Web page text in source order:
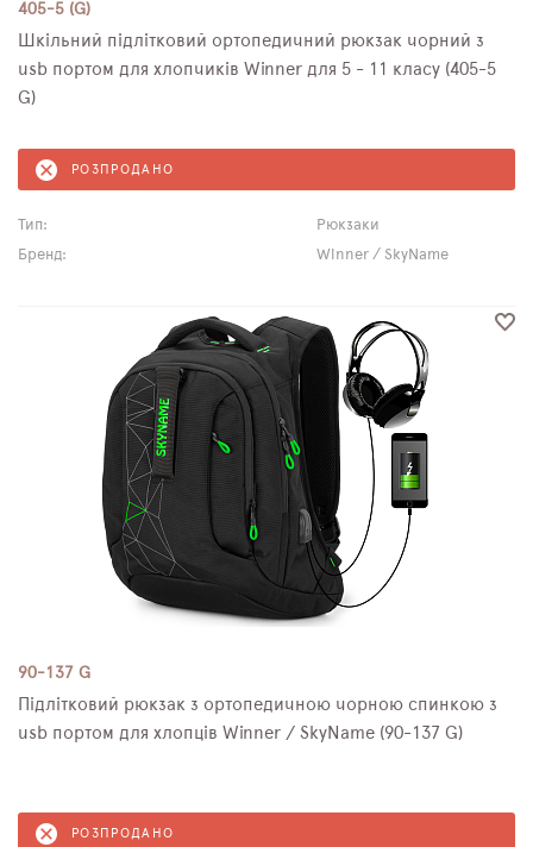
405-5 (G)
Шкільний підлітковий ортопедичний рюкзак чорний з
usb портом для хлопчиків Winner для 5 - 11 класу (405-5
G)
РОЗПРОДАНО
Тип:
Рюкзаки
Бренд:
Winner / SkyName
90-137 G
Підлітковий рюкзак з ортопедичною чорною спинкою з
usb портом для хлопців Winner / SkyName (90-137 G)
РОЗПРОДАНО